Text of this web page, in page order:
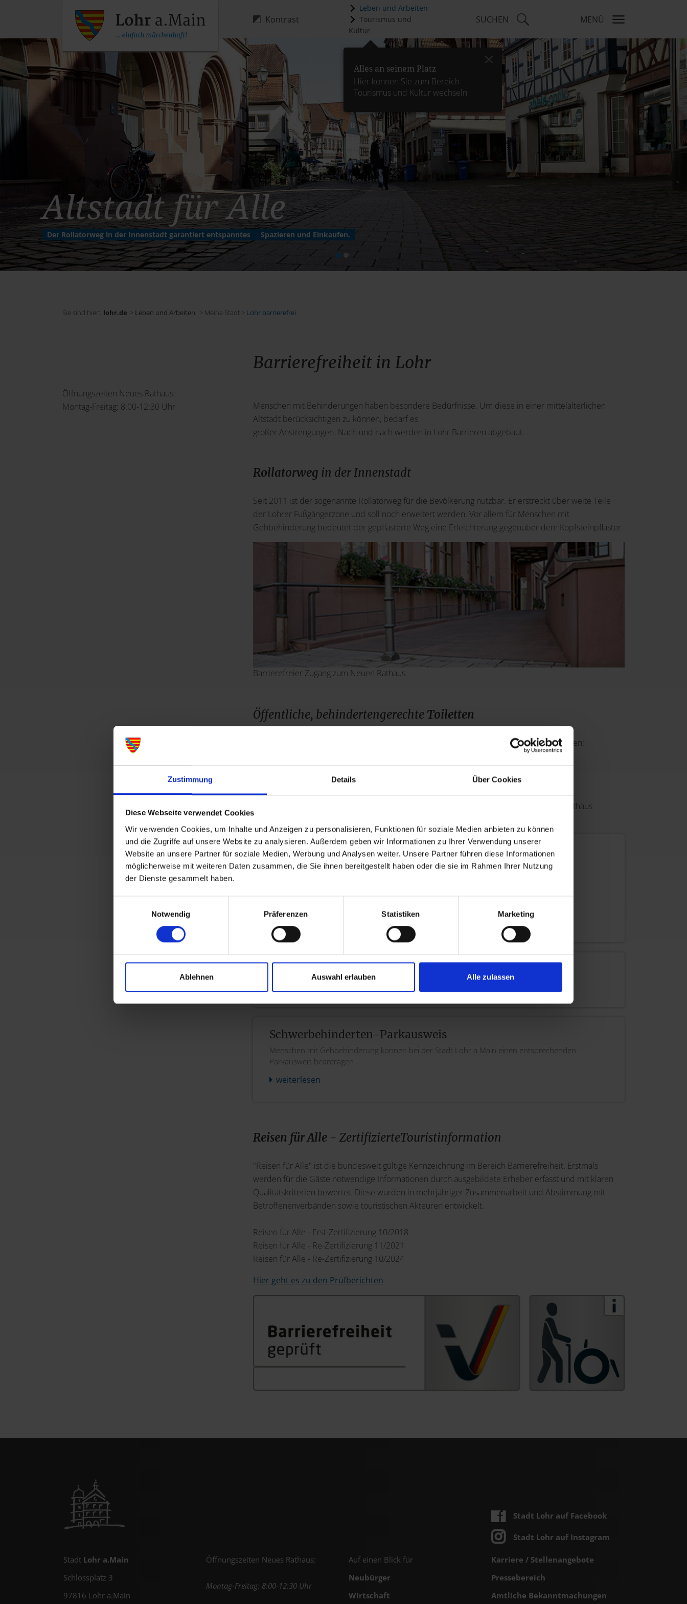
Zustimmung Details Über Cookies
Diese Webseite verwendet Cookies
Wir verwenden Cookies, um Inhalte und Anzeigen zu personalisieren, Funktionen für soziale Medien anbieten zu können
und die Zugriffe auf unsere Website zu analysieren. Außerdem geben wir Informationen zu Ihrer Verwendung unserer
Website an unsere Partner für soziale Medien, Werbung und Analysen weiter. Unsere Partner führen diese Informationen
möglicherweise mit weiteren Daten zusammen, die Sie ihnen bereitgestellt haben oder die sie im Rahmen Ihrer Nutzung
der Dienste gesammelt haben.
Notwendig
Präferenzen Statistiken Marketing
Ablehnen Auswahl erlauben Alle zulassen
Kontrast
Leben und Arbeiten
Tourismus und
Kultur
Alles an seinem Platz
Hier können Sie zum Bereich
Tourismus und Kultur wechseln
x
SUCHEN MENÜ
Altstadtfür Alle
Der Rollatorweg in der Innenstadt garantiert entspanntes Spazieren und Einkaufen.
für Alle
Sie sind hier: lohr.de > Leben und Arbeiten > Meine Stadt > Lohr barrierefrei
Barrierefreiheit in Lohr
Öffnungszeiten Neues Rathaus:
Montag-Freitag: 8:00-12:30 Uhr
Menschen mit Behinderungen haben besondere Bedürfnisse. Um diese in einer mittelalterlichen
Altstadt berücksichtigen zu können, bedarf es
großer Anstrengungen. Nach und nach werden in Lohr Barrieren abgebaut.
Rollatorweg in der Innenstadt
Seit 2011 ist der sogenannte Rollatorweg für die Bevölkerung nutzbar. Er erstreckt über weite Teile
der Lohrer Fußgängerzone und soll noch erweitert werden. Vor allem für Menschen mit
Gehbehinderung bedeutet der gepflasterte Weg eine Erleichterung gegenüber dem Kopfsteinpflaster.
Barrierefreier Zugang zum Neuen Rathaus
Öffentliche, behindertengerechte Toiletten
Wer mal muss, kann jederzeit die folgenden barrierefreien, öffentlichen Toiletten benutzen:
Mainlände
Während der Öffnungszeiten dürfen Sie auch gerne die öffentliche Toilette im Neuen Rathaus
aufsuchen.
Links
Stadtplan: Mit dem Rollstuhl durch Lohr a.Main
Parkerleichterungen
Zentrum Bayern Familie und Soziales: Vor Ort in Unterfranken
Schwerbehinderten-Parkausweis
Menschen mit Gehbehinderung können bei der Stadt Lohr a.Main einen entsprechenden
Parkausweis beantragen.
weiterlesen
Reisen für Alle - ZertifizierteTouristinformation
"Reisen für Alle" ist die bundesweit gültige Kennzeichnung im Bereich Barrierefreiheit. Erstmals
werden für die Gäste notwendige Informationen durch ausgebildete Erheber erfasst und mit klaren
Qualitätskriterien bewertet. Diese wurden in mehrjähriger Zusammenarbeit und Abstimmung mit
Betroffenenverbänden sowie touristischen Akteuren entwickelt.
Reisen für Alle - Erst-Zertifizierung 10/2018
Reisen für Alle - Re-Zertifizierung 11/2021
Reisen für Alle - Re-Zertifizierung 10/2024
Hier geht es zu den Prüfberichten
Stadt Lohr auf Facebook
Stadt Lohr auf Instagram
Stadt Lohr a.Main
Schlossplatz 3
97816 Lohr a.Main
Öffnungszeiten Neues Rathaus:
Montag-Freitag: 8:00-12:30 Uhr
Auf einen Blick für
Neubürger
Wirtschaft
Karriere / Stellenangebote
Pressebereich
Amtliche Bekanntmachungen